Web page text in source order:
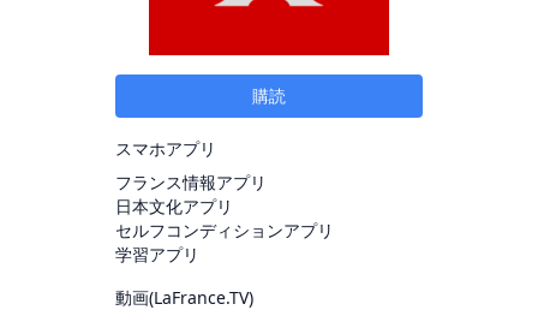
購読
スマホアプリ
フランス情報アプリ
日本文化アプリ
セルフコンディションアプリ
学習アプリ
動画(LaFrance.TV)